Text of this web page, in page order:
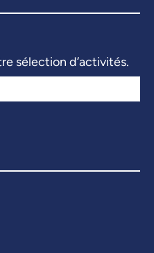
sélection d’activités.